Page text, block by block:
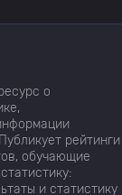
о
рейтинги
обучающие
и статистику